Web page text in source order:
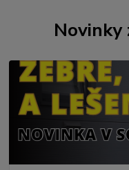
Novinky